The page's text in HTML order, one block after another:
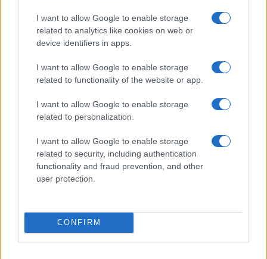
I want to allow Google to enable storage
related to analytics like cookies on web or
device identifiers in apps.
I want to allow Google to enable storage
related to functionality of the website or app.
I want to allow Google to enable storage
related to personalization.
I want to allow Google to enable storage
related to security, including authentication
functionality and fraud prevention, and other
user protection.
CONFIRM